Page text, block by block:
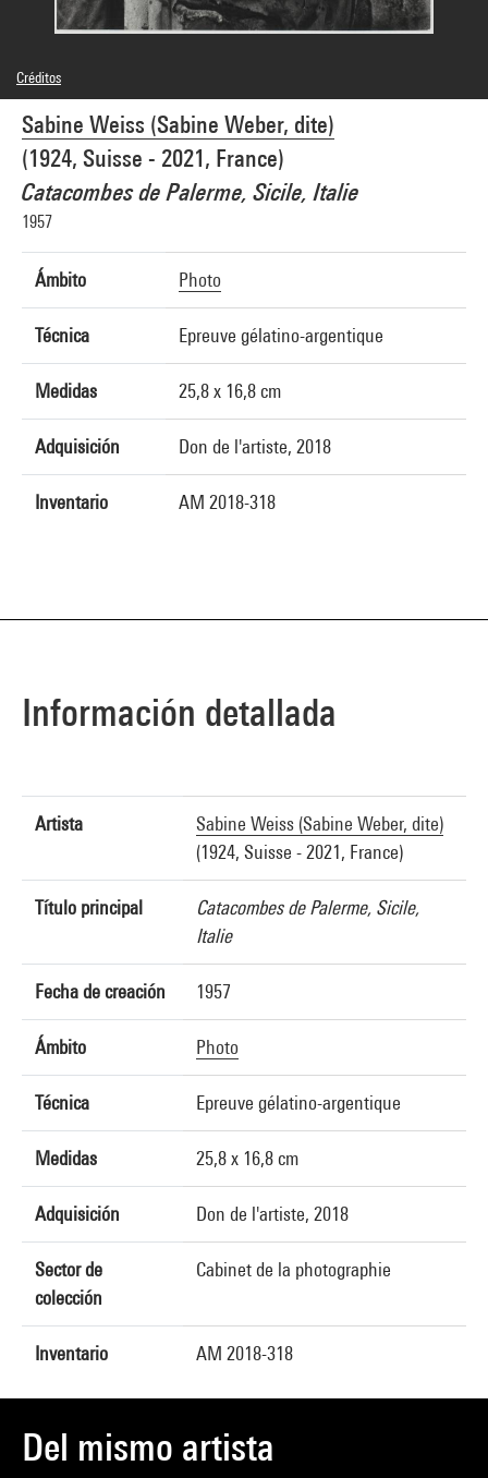
Sabine Weiss (Sabine Weber, dite)
(1924, Suisse - 2021, France)
Catacombes de Palerme, Sicile, Italie
1957
Ámbito Photo
Técnica Epreuve gélatino-argentique
Medidas 25,8 x 16,8 cm
Adquisición Don de l'artiste, 2018
Inventario AM 2018-318
Créditos
© SAIF
Créditos fotográficos : Centre Pompidou, MNAM-CCI/Philippe Migeat/Dist.
GrandPalaisRmn
Referencia de la imagen : 4N86425
Difusión de la imagen :GrandPalaisRmnPhoto
Información detallada
Artista
Sabine Weiss (Sabine Weber, dite)
(1924, Suisse - 2021, France)
Título principal
Catacombes de Palerme, Sicile,
Italie
Fecha de creación 1957
Ámbito Photo
Técnica Epreuve gélatino-argentique
Medidas 25,8 x 16,8 cm
Adquisición Don de l'artiste, 2018
Sector de
colección
Cabinet de la photographie
Inventario AM 2018-318
Del mismo artista